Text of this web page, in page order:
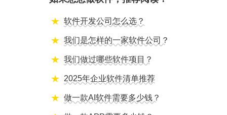
软件开发公司怎么选？
我们是怎样的一家软件公司？
我们做过哪些软件项目？
2025年企业软件清单推荐
做一款AI软件需要多少钱？